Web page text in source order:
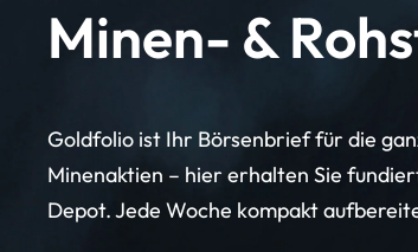
Minen- &
Goldfolio ist Ihr Börsenbrief für die
Minenaktien – hier erhalten Sie
Depot. Jede Woche kompakt